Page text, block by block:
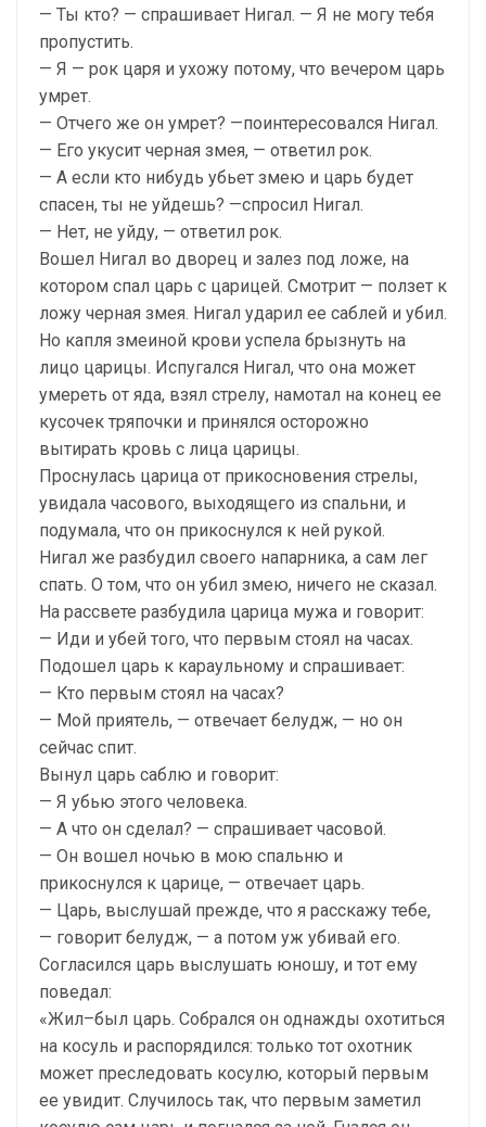
— Ты кто? — спрашивает Нигал. — Я не могу тебя
пропустить.
— Я — рок царя и ухожу потому, что вечером царь
умрет.
— Отчего же он умрет? —поинтересовался Нигал.
— Его укусит черная змея, — ответил рок.
— А если кто нибудь убьет змею и царь будет
спасен, ты не уйдешь? —спросил Нигал.
— Нет, не уйду, — ответил рок.
Вошел Нигал во дворец и залез под ложе, на
котором спал царь с царицей. Смотрит — ползет к
ложу черная змея. Нигал ударил ее саблей и убил.
Но капля змеиной крови успела брызнуть на
лицо царицы. Испугался Нигал, что она может
умереть от яда, взял стрелу, намотал на конец ее
кусочек тряпочки и принялся осторожно
вытирать кровь с лица царицы.
Проснулась царица от прикосновения стрелы,
увидала часового, выходящего из спальни, и
подумала, что он прикоснулся к ней рукой.
Нигал же разбудил своего напарника, а сам лег
спать. О том, что он убил змею, ничего не сказал.
На рассвете разбудила царица мужа и говорит:
— Иди и убей того, что первым стоял на часах.
Подошел царь к караульному и спрашивает:
— Кто первым стоял на часах?
— Мой приятель, — отвечает белудж, — но он
сейчас спит.
Вынул царь саблю и говорит:
— Я убью этого человека.
— А что он сделал? — спрашивает часовой.
— Он вошел ночью в мою спальню и
прикоснулся к царице, — отвечает царь.
— Царь, выслушай прежде, что я расскажу тебе,
— говорит белудж, — а потом уж убивай его.
Согласился царь выслушать юношу, и тот ему
поведал:
«Жил–был царь. Собрался он однажды охотиться
на косуль и распорядился: только тот охотник
может преследовать косулю, который первым
ее увидит. Случилось так, что первым заметил